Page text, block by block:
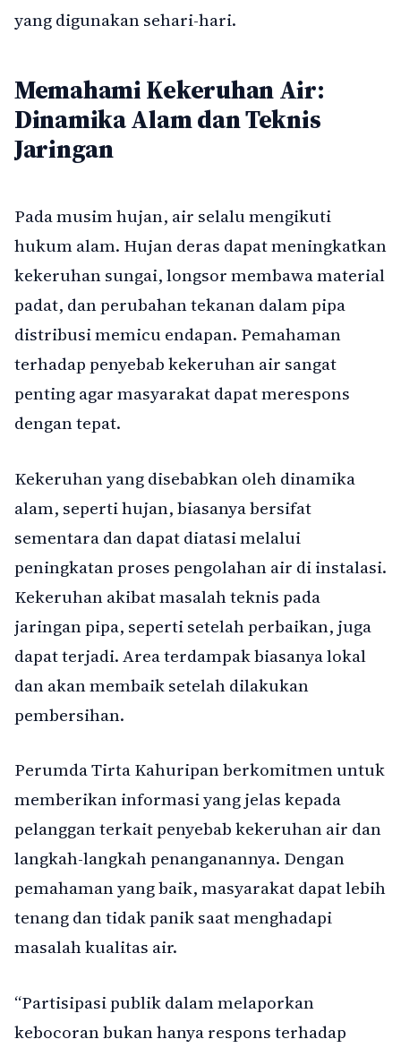
yang digunakan sehari-hari.
Memahami Kekeruhan Air:
Dinamika Alam dan Teknis
Jaringan
Pada musim hujan, air selalu mengikuti
hukum alam. Hujan deras dapat meningkatkan
kekeruhan sungai, longsor membawa material
padat, dan perubahan tekanan dalam pipa
distribusi memicu endapan. Pemahaman
terhadap penyebab kekeruhan air sangat
penting agar masyarakat dapat merespons
dengan tepat.
Kekeruhan yang disebabkan oleh dinamika
alam, seperti hujan, biasanya bersifat
sementara dan dapat diatasi melalui
peningkatan proses pengolahan air di instalasi.
Kekeruhan akibat masalah teknis pada
jaringan pipa, seperti setelah perbaikan, juga
dapat terjadi. Area terdampak biasanya lokal
dan akan membaik setelah dilakukan
pembersihan.
Perumda Tirta Kahuripan berkomitmen untuk
memberikan informasi yang jelas kepada
pelanggan terkait penyebab kekeruhan air dan
langkah-langkah penanganannya. Dengan
pemahaman yang baik, masyarakat dapat lebih
tenang dan tidak panik saat menghadapi
masalah kualitas air.
“Partisipasi publik dalam melaporkan
kebocoran bukan hanya respons terhadap